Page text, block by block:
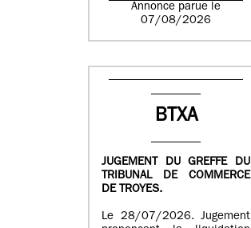
Annonce parue le
07/08/2026
BTXA
JUGEMENT DU GREFFE DU
TRIBUNAL DE COMMERCE
DE TROYES.
Le 28/07/2026. Jugement